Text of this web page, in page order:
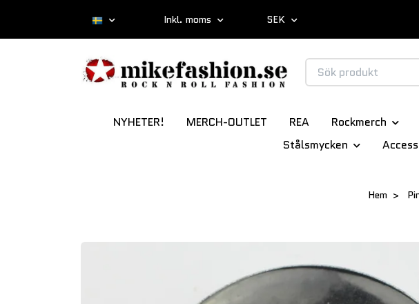
Inkl. moms SEK
NYHETER! MERCH-OUTLET REA Rockmerch
Stålsmycken
Hem